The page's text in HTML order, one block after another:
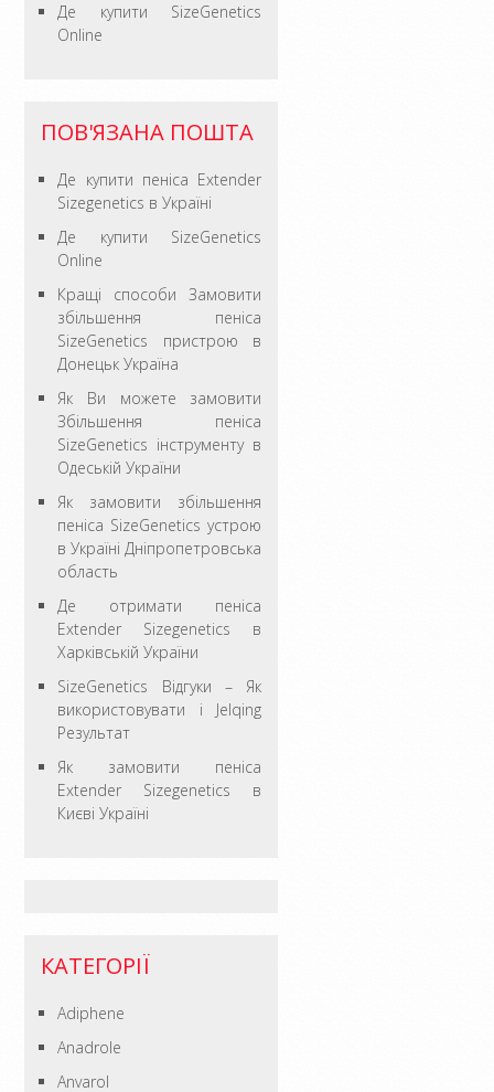
Де купити SizeGenetics
Online
ПОВ'ЯЗАНА ПОШТА
Де купити пеніса Extender
Sizegenetics в Україні
Де купити SizeGenetics
Online
Кращі способи Замовити
збільшення пеніса
SizeGenetics пристрою в
Донецьк Україна
Як Ви можете замовити
Збільшення пеніса
SizeGenetics інструменту в
Одеській України
Як замовити збільшення
пеніса SizeGenetics устрою
в Україні Дніпропетровська
область
Де отримати пеніса
Extender Sizegenetics в
Харківській України
SizeGenetics Відгуки – Як
використовувати і Jelqing
Результат
Як замовити пеніса
Extender Sizegenetics в
Києві Україні
КАТЕГОРІЇ
Adiphene
Anadrole
Anvarol